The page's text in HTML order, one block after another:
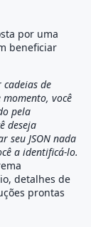
por uma
beneficiar
de
você
pela
deseja
seu JSON nada
a identificá-lo.
detalhes de
prontas